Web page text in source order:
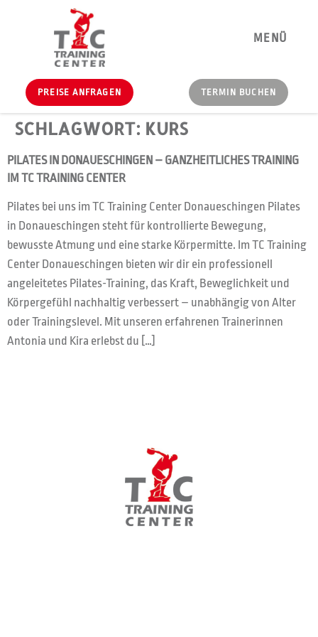
MENÜ
PREISE ANFRAGEN TERMIN BUCHEN
SCHLAGWORT: KURS
PILATES IN DONAUESCHINGEN – GANZHEITLICHES TRAINING
IM TC TRAINING CENTER
Pilates bei uns im TC Training Center Donaueschingen Pilates
in Donaueschingen steht für kontrollierte Bewegung,
bewusste Atmung und eine starke Körpermitte. Im TC Training
Center Donaueschingen bieten wir dir ein professionell
angeleitetes Pilates-Training, das Kraft, Beweglichkeit und
Körpergefühl nachhaltig verbessert – unabhängig von Alter
oder Trainingslevel. Mit unseren erfahrenen Trainerinnen
Antonia und Kira erlebst du […]